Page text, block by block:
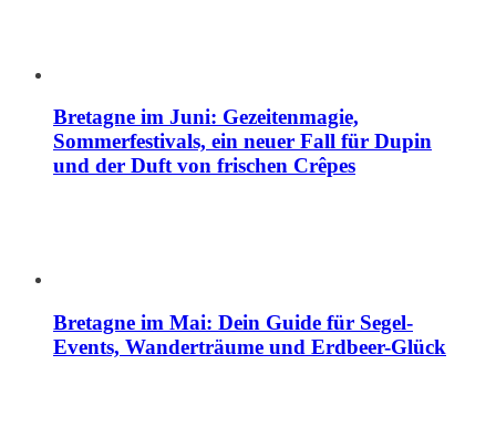
Bretagne im Juni: Gezeitenmagie,
Sommerfestivals, ein neuer Fall für Dupin
und der Duft von frischen Crêpes
Bretagne im Mai: Dein Guide für Segel-
Events, Wanderträume und Erdbeer-Glück